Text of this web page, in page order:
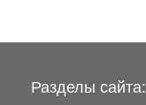
Разделы сайта: